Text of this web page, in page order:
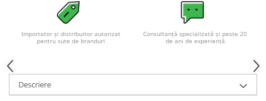
Turbine eoliene pentru casă
Acumulatori VRLA AGM/GEL /
Tractiune / LiFePo4
6-12 V
Baterii si acumulatori AGM VRLA
de 6-12 V
Importator și distribuitor autorizat
pentru sute de branduri
Consultanță specializată și peste 20
de ani de experiență
Descriere